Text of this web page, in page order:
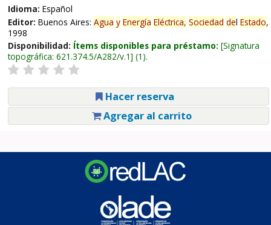
Idioma: Español
Editor: Buenos Aires: Agua y Energía Eléctrica, Sociedad del Estado,
1998
Disponibilidad: Ítems disponibles para préstamo: Signatura
topográfica: 621.374.5/A282/v.1 (1).
Hacer reserva
Agregar al carrito